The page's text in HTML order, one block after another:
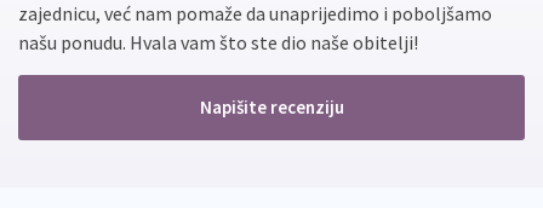
zajednicu, već nam pomaže da unaprijedimo i poboljšamo
našu ponudu. Hvala vam što ste dio naše obitelji!
Napišite recenziju